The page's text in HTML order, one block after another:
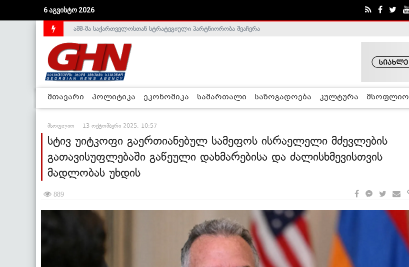
6 აგვისტო 2026
საქართველოს დე-ფაქტო მთავრობა არალეგიტიმურია - ჰელსინკის კომისია
აშშ-მა საქართველოსთან სტრატეგიული პარტნიორობა შეაჩერა
მთავარი პოლიტიკა ეკონომიკა სამართალი საზოგადოება კულტურა მსოფლიო
მსოფლიო 13 ოქტომბერი 2025, 10:57
სტივ უიტკოფი გაერთიანებულ სამეფოს ისრაელელი მძევლების
გათავისუფლებაში გაწეული დახმარებისა და ძალისხმევისთვის
მადლობას უხდის
889